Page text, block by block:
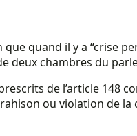
quand il y a “crise
chambres du
de l’article 148
ou violation de